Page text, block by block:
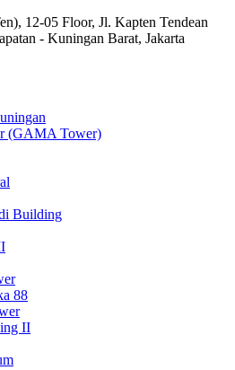
12-05 Floor, Jl. Kapten Tendean
- Kuningan Barat, Jakarta
(GAMA Tower)
Building
88
II